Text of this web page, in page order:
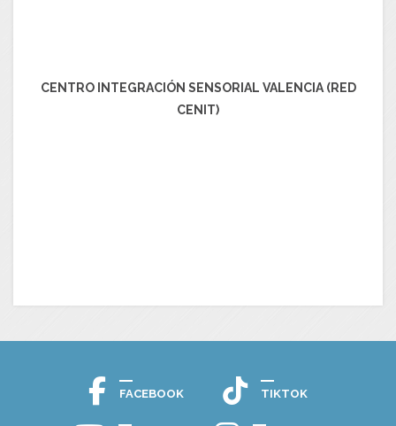
CENTRO INTEGRACIÓN SENSORIAL VALENCIA (RED
CENIT)
FACEBOOK TIKTOK